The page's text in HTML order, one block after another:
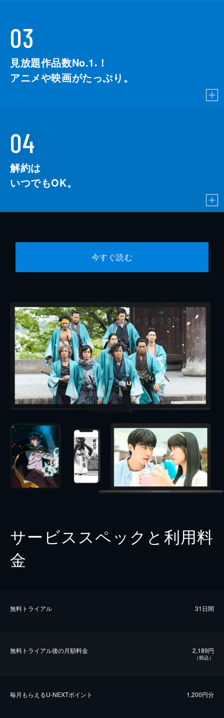
03
見放題作品数No.1 ※
！
アニメや映画がたっぷり。
04
解約は
いつでもOK。
今すぐ読む
サービススペックと利用料
金
無料トライアル 31日間
無料トライアル後の⽉額料金 2,189円
（税込）
毎⽉もらえるU-NEXTポイント 1,200円分